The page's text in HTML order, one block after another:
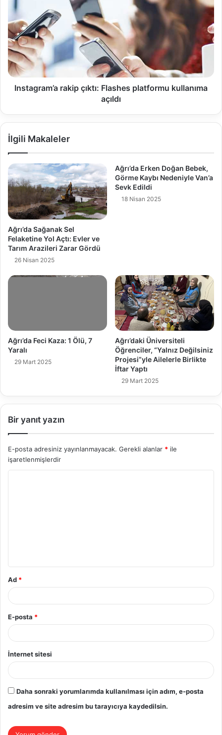
Instagram’a rakip çıktı: Flashes platformu kullanıma
açıldı
İlgili Makaleler
Ağrı’da Sağanak Sel
Felaketine Yol Açtı: Evler ve
Tarım Arazileri Zarar Gördü
26 Nisan 2025
Ağrı’da Erken Doğan Bebek,
Görme Kaybı Nedeniyle Van’a
Sevk Edildi
18 Nisan 2025
Ağrı’da Feci Kaza: 1 Ölü, 7
Yaralı
29 Mart 2025
Ağrı’daki Üniversiteli
Öğrenciler, “Yalnız Değilsiniz
Projesi”yle Ailelerle Birlikte
İftar Yaptı
29 Mart 2025
Bir yanıt yazın
E-posta adresiniz yayınlanmayacak. Gerekli alanlar * ile
işaretlenmişlerdir
Ad *
E-posta *
İnternet sitesi
Daha sonraki yorumlarımda kullanılması için adım, e-posta
adresim ve site adresim bu tarayıcıya kaydedilsin.